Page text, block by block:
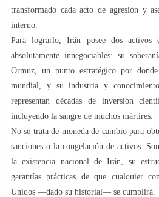
transformado cada acto de agresión y
interno.
Para lograrlo, Irán posee dos activos
absolutamente innegociables: su
Ormuz, un punto estratégico por
mundial, y su industria y
representan décadas de inversión
incluyendo la sangre de muchos mártires.
No se trata de moneda de cambio para
sanciones o la congelación de activos.
la existencia nacional de Irán, su
garantías prácticas de que cualquier
Unidos —dado su historial— se cumplirá.